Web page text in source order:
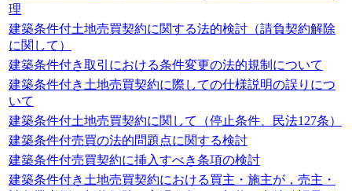
理
建築条件付土地売買契約に関する法的検討（請負契約解除
に関して）
建築条件付き取引における条件変更の法的規制について
建築条件付き土地売買契約に際しての仕様説明の誤りにつ
いて
建築条件付土地売買契約に関して（停止条件、民法127条）
建築条件付売買の法的問題点に関する検討
建築条件付売買契約に挿入すべき条項の検討
建築条件付き土地売買契約における買主・施主が，売主・